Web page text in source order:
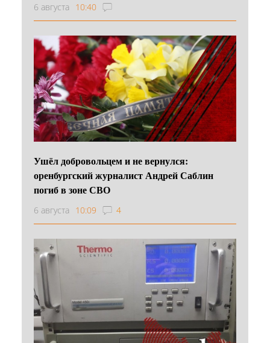
6 августа 10:40
Ушёл добровольцем и не вернулся:
оренбургский журналист Андрей Саблин
погиб в зоне СВО
6 августа 10:09 4